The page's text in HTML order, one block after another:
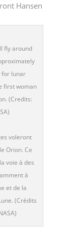
Hansen
fly around
for lunar
first woman
(Credits:
voleront
Orion. Ce
voie à des
à
et de la
(Crédits